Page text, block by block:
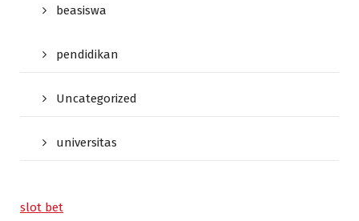
beasiswa
pendidikan
Uncategorized
universitas
slot bet